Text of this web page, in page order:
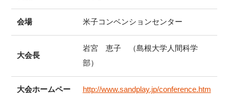
会場 米子コンベンションセンター
大会長
岩宮 恵子 （島根大学人間科学
部）
大会ホームペー
http://www.sandplay.jp/conference.htm